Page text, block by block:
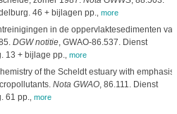
46 + bijlagen pp. more
in de oppervlaktesedimenten van
DGW notitie, GWAO-86.537. Dienst
13 + bijlage pp. more
of the Scheldt estuary with emphasis
Nota GWAO, 86.111. Dienst
61 pp. more